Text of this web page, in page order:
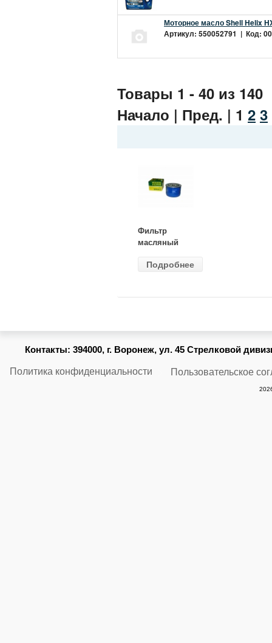
Моторное масло Shell Helix
Артикул: 550052791 | Код:
Товары 1 - 40 из 140
Начало | Пред. | 1 2 3
Фильтр
масляный
(MANN) W
Подробнее
Контакты: 394000, г. Воронеж, ул. 45 Стрелковой
Политика конфиденциальности Пользовательское